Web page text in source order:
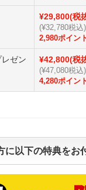
¥29,800(税
(¥32,780税込)
2,980ポイン
ゼン
¥42,800(税
(¥47,080税込)
4,280ポイン
以下の特典をお